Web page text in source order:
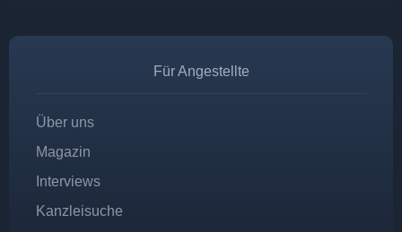
Für Angestellte
Über uns
Magazin
Interviews
Kanzleisuche